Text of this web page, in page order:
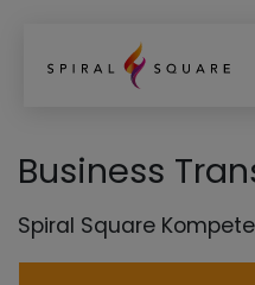
Business
Spiral Square